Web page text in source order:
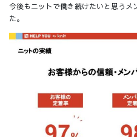
今後もニットで働き続けたいと思うメ
た。